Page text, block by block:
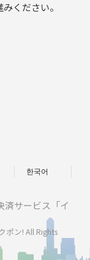
ください。
한국어
済サービス「イ
ポン! All Rights